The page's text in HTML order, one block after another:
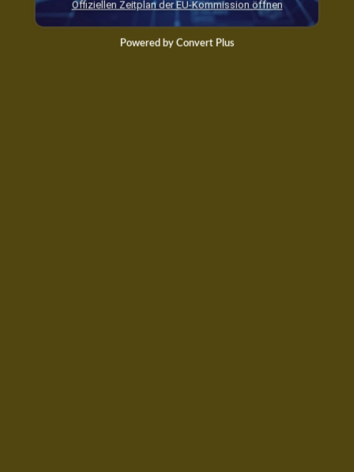
Offiziellen Zeitplan der EU-Kommission öffnen
Powered by Convert Plus